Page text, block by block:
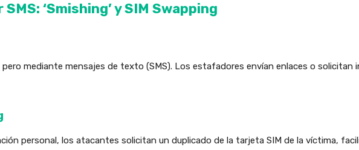
‘Smishing’ y SIM Swapping
pero mediante mensajes de texto (SMS). Los estafadores envían enlaces o
personal, los atacantes solicitan un duplicado de la tarjeta SIM de la víctima,